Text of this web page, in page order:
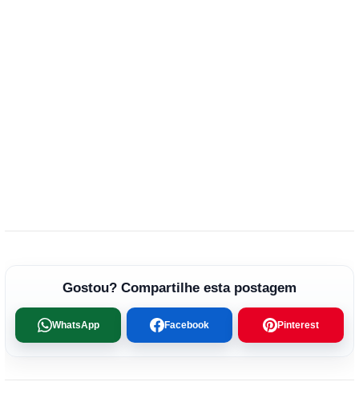
Gostou? Compartilhe esta postagem
WhatsApp Facebook Pinterest